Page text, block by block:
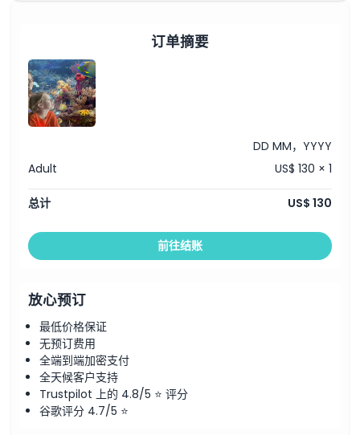
取消政策
1份自助餐、1瓶啤酒、无限供应无酒精饮料（仅限Xcaret PLUS
WiFi
免费停车
订单摘要
DD MM，YYYY
Adult
US$ 130 × 1
总计 US$ 130
前往结账
放心预订
最低价格保证
无预订费用
全端到端加密支付
全天候客户支持
Trustpilot 上的 4.8/5 ⭐ 评分
谷歌评分 4.7/5 ⭐